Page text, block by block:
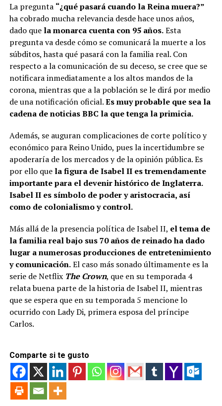
La pregunta “¿qué pasará cuando la Reina muera?”
ha cobrado mucha relevancia desde hace unos años,
dado quela monarca cuenta con 95 años.Esta
pregunta va desde cómo se comunicará la muerte a los
súbditos, hasta qué pasará con la familia real. Con
respecto a la comunicación de su deceso, se cree que se
notificara inmediatamente a los altos mandos de la
corona, mientras que a la población se le dirá por medio
de una notificación oficial.Es muy probable que sea la
cadena de noticias BBC la que tenga la primicia.
Además, se auguran complicaciones de corte político y
económico para Reino Unido, pues la incertidumbre se
apoderaría de los mercados y de la opinión pública. Es
por ello que la figura de Isabel II es tremendamente
importante para el devenir histórico de Inglaterra.
Isabel II es símbolo de poder y aristocracia, así
como de colonialismo y control.
Más allá de la presencia política de Isabel II, el tema de
la familia real bajo sus 70 años de reinado ha dado
lugar a numerosas producciones de entretenimiento
y comunicación.El caso más sonado últimamente es la
serie de Netflix The Crown, que en su temporada 4
relata buena parte de la historia de Isabel II, mientras
que se espera que en su temporada 5 mencione lo
ocurrido con Lady Di, primera esposa del príncipe
Carlos.
Comparte si te gusto